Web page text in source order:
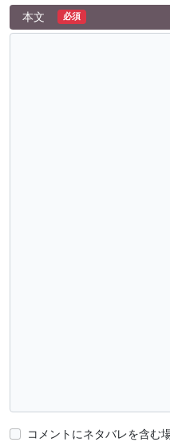
本文 必須
コメントにネタバレを含む